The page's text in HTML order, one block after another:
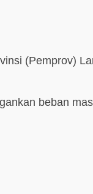
(Pemprov)
beban